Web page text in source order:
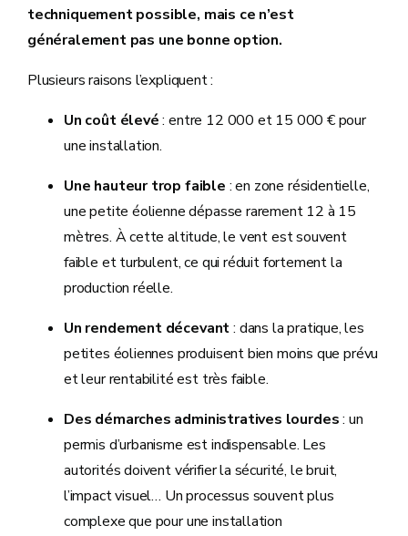
techniquement possible, mais ce n’est
généralement pas une bonne option.
Plusieurs raisons l’expliquent :
Un coût élevé: entre 12 000 et 15 000 € pour
une installation.
Une hauteur trop faible : en zone résidentielle,
une petite éolienne dépasse rarement 12 à 15
mètres. À cette altitude, le vent est souvent
faible et turbulent, ce qui réduit fortement la
production réelle.
Un rendement décevant: dans la pratique, les
petites éoliennes produisent bien moins que prévu
et leur rentabilité est très faible.
Des démarches administratives lourdes: un
permis d’urbanisme est indispensable. Les
autorités doivent vérifier la sécurité, le bruit,
l’impact visuel… Un processus souvent plus
complexe que pour une installation